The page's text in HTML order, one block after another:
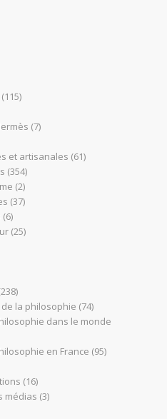
(115)
(7)
et artisanales (61)
(354)
(2)
(37)
(6)
(25)
la philosophie (74)
dans le monde
en France (95)
(16)
médias (3)